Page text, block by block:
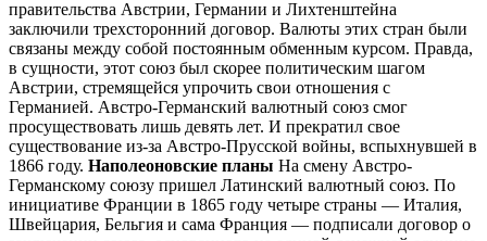
правительства Австрии, Германии и Лихтенштейна
заключили трехсторонний договор. Валюты этих стран были
связаны между собой постоянным обменным курсом. Правда,
в сущности, этот союз был скорее политическим шагом
Австрии, стремящейся упрочить свои отношения с
Германией. Австро-Германский валютный союз смог
просуществовать лишь девять лет. И прекратил свое
существование из-за Австро-Прусской войны, вспыхнувшей в
1866 году. Наполеоновские планы На смену Австро-
Германскому союзу пришел Латинский валютный союз. По
инициативе Франции в 1865 году четыре страны — Италия,
Швейцария, Бельгия и сама Франция — подписали договор о